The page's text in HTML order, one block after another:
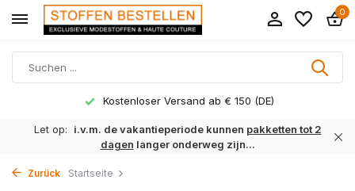
0
Kostenloser Versand ab € 150 (DE)
Let op: i.v.m. de vakantieperiode kunnen pakketten tot 2
dagen langer onderweg zijn...
Zurück Startseite